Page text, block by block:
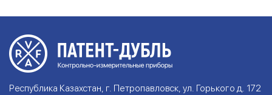
Республика Казахстан, г. Петропавловск, ул. Горького д. 172